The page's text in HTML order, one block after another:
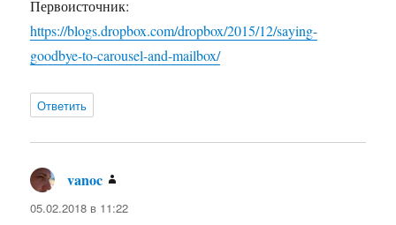
Первоисточник:
https://blogs.dropbox.com/dropbox/2015/12/saying-
goodbye-to-carousel-and-mailbox/
Ответить
vanoc
05.02.2018 в 11:22